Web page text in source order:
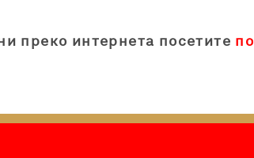
преко интернета посетите